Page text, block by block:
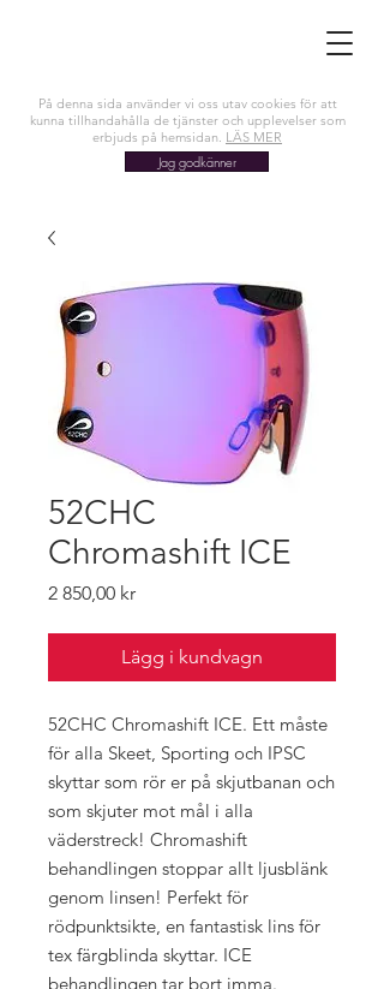
På denna sida använder vi oss utav cookies för att
kunna tillhandahålla de tjänster och upplevelser som
erbjuds på hemsidan. LÄS MER
Jag godkänner
52CHC
Chromashift ICE
2 850,00 krPris
Lägg i kundvagn
52CHC Chromashift ICE. Ett måste
för alla Skeet, Sporting och IPSC
skyttar som rör er på skjutbanan och
som skjuter mot mål i alla
väderstreck! Chromashift
behandlingen stoppar allt ljusblänk
genom linsen! Perfekt för
rödpunktsikte, en fantastisk lins för
tex färgblinda skyttar. ICE
behandlingen tar bort imma.